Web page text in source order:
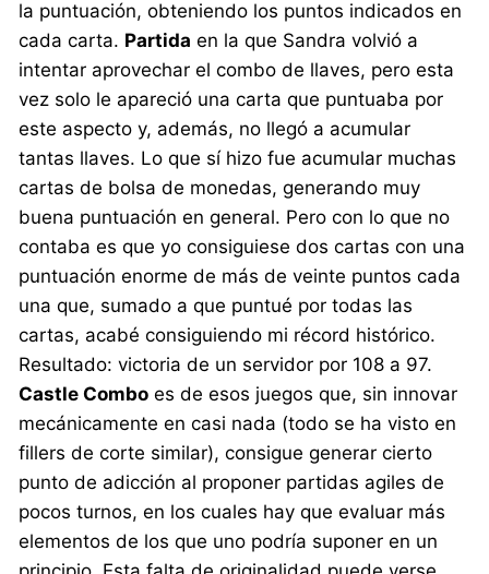
la puntuación, obteniendo los puntos indicados en
cada carta. Partida en la que Sandra volvió a
intentar aprovechar el combo de llaves, pero esta
vez solo le apareció una carta que puntuaba por
este aspecto y, además, no llegó a acumular
tantas llaves. Lo que sí hizo fue acumular muchas
cartas de bolsa de monedas, generando muy
buena puntuación en general. Pero con lo que no
contaba es que yo consiguiese dos cartas con una
puntuación enorme de más de veinte puntos cada
una que, sumado a que puntué por todas las
cartas, acabé consiguiendo mi récord histórico.
Resultado: victoria de un servidor por 108 a 97.
Castle Combo es de esos juegos que, sin innovar
mecánicamente en casi nada (todo se ha visto en
fillers de corte similar), consigue generar cierto
punto de adicción al proponer partidas agiles de
pocos turnos, en los cuales hay que evaluar más
elementos de los que uno podría suponer en un